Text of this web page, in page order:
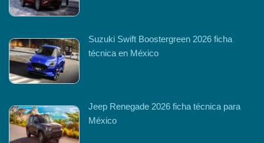
Suzuki Swift Boostergreen 2026 ficha
técnica en México
Jeep Renegade 2026 ficha técnica para
México